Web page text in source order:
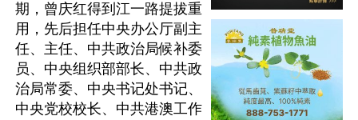
期，曾庆红得到江一路提拔重
用，先后担任中央办公厅副主
任、主任、中共政治局候补委
员、中央组织部部长、中共政
治局常委、中央书记处书记、
中央党校校长、中共港澳工作